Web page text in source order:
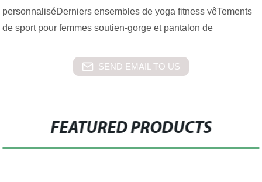
personnaliséDerniers ensembles de yoga fitness vêTements
de sport pour femmes soutien-gorge et pantalon de
SEND EMAIL TO US
FEATURED PRODUCTS